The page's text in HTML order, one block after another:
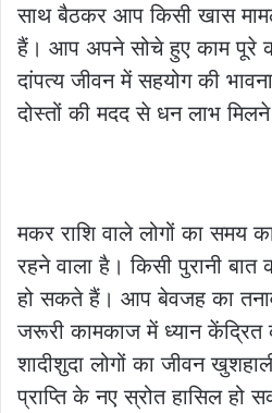
साथ बैठकर आप किसी खास
हैं। आप अपने सोचे हुए काम पूरे
दांपत्य जीवन में सहयोग की
दोस्तों की मदद से धन लाभ
मकर राशि वाले लोगों का समय
रहने वाला है। किसी पुरानी
हो सकते हैं। आप बेवजह का
जरूरी कामकाज में ध्यान
शादीशुदा लोगों का जीवन
प्राप्ति के नए स्रोत हासिल हो